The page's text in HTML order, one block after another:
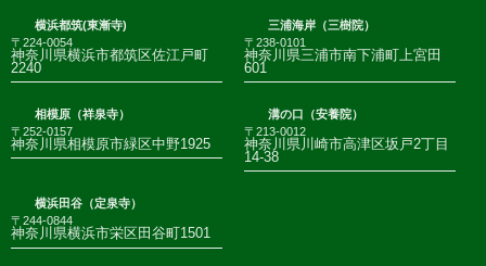
横浜都筑(東漸寺)
〒224-0054
神奈川県横浜市都筑区佐江戸町
2240
三浦海岸（三樹院）
〒238-0101
神奈川県三浦市南下浦町上宮田
601
相模原（祥泉寺）
〒252-0157
神奈川県相模原市緑区中野1925
溝の口（安養院）
〒213-0012
神奈川県川崎市高津区坂戸2丁目
14-38
横浜田谷（定泉寺）
〒244-0844
神奈川県横浜市栄区田谷町1501